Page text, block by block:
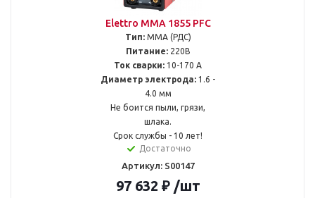
Elettro MMA 1855 PFC
Тип:MMA (РДС)
Питание:220В
Ток сварки: 10-170 А
Диаметр электрода: 1.6 -
4.0 мм
Не боится пыли, грязи,
шлака.
Срок службы - 10 лет!
Достаточно
Артикул: S00147
97 632 ₽ /шт